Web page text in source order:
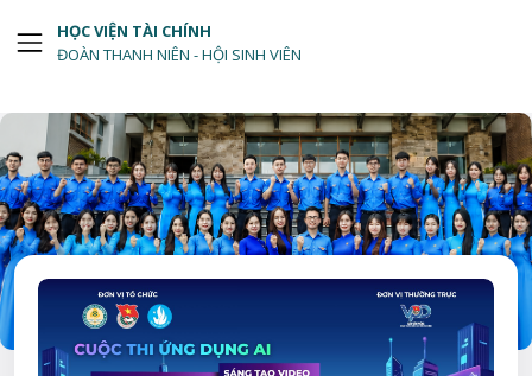
HỌC VIỆN TÀI CHÍNH
ĐOÀN THANH NIÊN - HỘI SINH VIÊN